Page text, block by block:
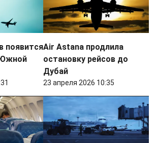
появитсяAir Astana продлила
остановку рейсов до
Дубай
23 апреля 2026 10:35